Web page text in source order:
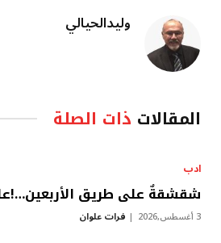
وليدالحيالي
المقالات ذات الصلة
ادب
شقشقةٌ على طريق
3 أغسطس,2026 فرات علوان